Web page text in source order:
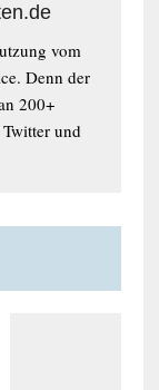
vom
Denn der
200+
Twitter und